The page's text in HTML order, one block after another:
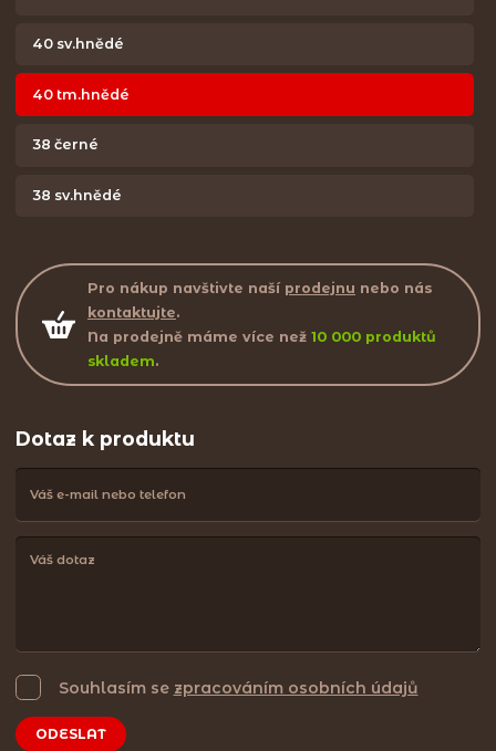
40 sv.hnědé
40 tm.hnědé
38 černé
38 sv.hnědé
Pro nákup navštivte naší prodejnu nebo nás
kontaktujte.
Na prodejně máme více než 10 000 produktů
skladem.
Dotaz k produktu
Souhlasím se zpracováním osobních údajů
ODESLAT